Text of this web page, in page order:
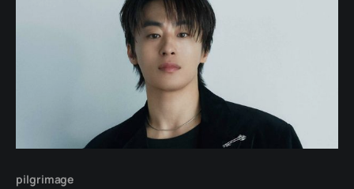
pilgrimage